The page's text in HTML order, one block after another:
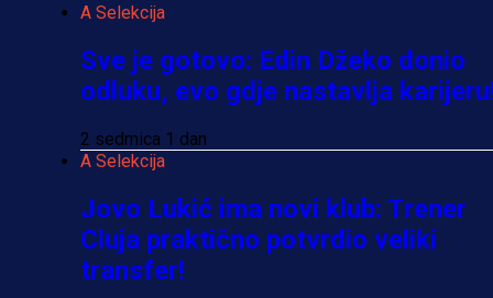
A Selekcija
Sve je gotovo: Edin Džeko donio
odluku, evo gdje nastavlja
2 sedmica 1 dan
A Selekcija
Jovo Lukić ima novi klub: Trener
Cluja praktično potvrdio veliki
transfer!